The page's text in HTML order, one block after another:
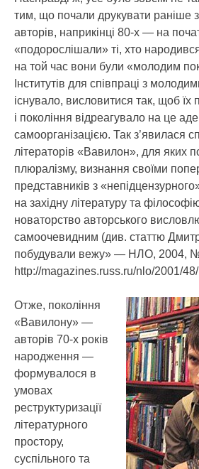
тим, що почали друкувати раніше
авторів, наприкінці 80-х — на
«подорослішали» ті, хто
на той час вони були «молодим
Інститутів для співпраці з
існувало, висловитися так, щоб їх
і покоління відреагувало на це
самоорганізацією. Так з’явилася
літераторів «Вавилон», для яких
плюралізму, визнання своїми
представників з
на західну літературу та
новаторство авторського
самоочевидним (див. статтю
побудували вежу» — НЛО, 2004,
http://magazines.russ.ru/nlo/2001/
Отже, покоління
«Вавилону» —
авторів 70-х років
народження —
формувалося в
умовах
реструктуризації
літературного
простору,
суспільного та